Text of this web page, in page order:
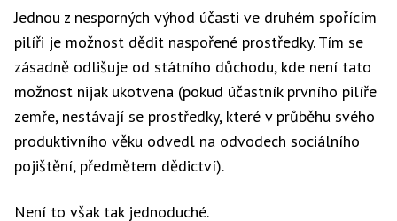
Jednou z nesporných výhod účasti ve druhém spořícím
pilíři je možnost dědit naspořené prostředky. Tím se
zásadně odlišuje od státního důchodu, kde není tato
možnost nijak ukotvena (pokud účastník prvního pilíře
zemře, nestávají se prostředky, které v průběhu svého
produktivního věku odvedl na odvodech sociálního
pojištění, předmětem dědictví).
Není to však tak jednoduché.